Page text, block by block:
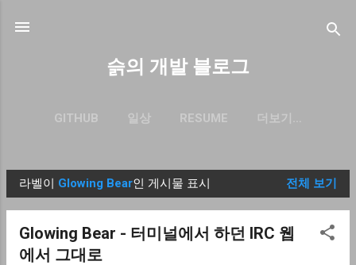
슭의 개발 블로그
GITHUB 일상 RESUME 더보기…
글
라벨이 Glowing Bear인 게시물 표시 전체 보기
Glowing Bear - 터미널에서 하던 IRC 웹
에서 그대로